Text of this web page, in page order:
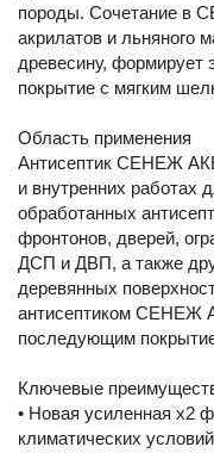
породы. Сочетание в
акрилатов и льняного
древесину,
покрытие с мягким
Область применения
Антисептик СЕНЕЖ
и внутренних работах
обработанных
фронтонов, дверей,
ДСП и ДВП, а также
деревянных
антисептиком СЕНЕЖ
последующим
Ключевые
• Новая усиленная х2
климатических условий